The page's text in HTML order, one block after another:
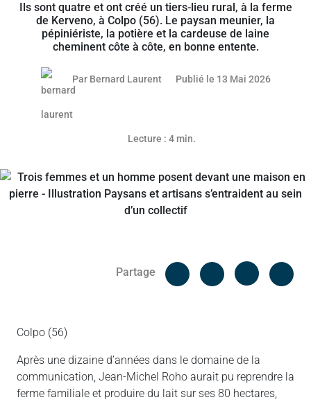
Ils sont quatre et ont créé un tiers-lieu rural, à la ferme
de Kerveno, à Colpo (56). Le paysan meunier, la
pépiniériste, la potière et la cardeuse de laine
cheminent côte à côte, en bonne entente.
Par Bernard Laurent Publié le 13 Mai 202612 mai
Lecture : 4 min.
Partage
Facebook
Colpo (56)
Après une dizaine d’années dans le domaine de la
communication, Jean-Michel Roho aurait pu reprendre la
ferme familiale et produire du lait sur ses 80 hectares,